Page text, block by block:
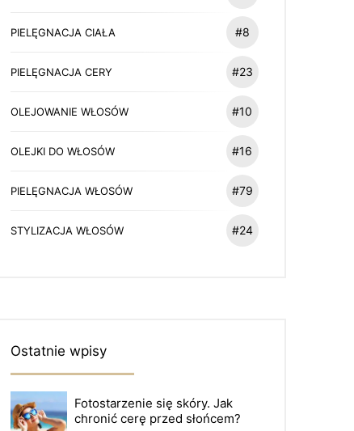
PIELĘGNACJA CIAŁA #8
PIELĘGNACJA CERY #23
OLEJOWANIE WŁOSÓW #10
OLEJKI DO WŁOSÓW #16
PIELĘGNACJA WŁOSÓW #79
STYLIZACJA WŁOSÓW #24
Ostatnie wpisy
Fotostarzenie się skóry. Jak
chronić cerę przed słońcem?